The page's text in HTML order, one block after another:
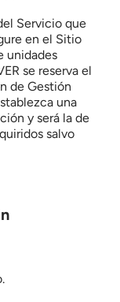
Servicio que
en el Sitio
unidades
se reserva el
de Gestión
una
y será la de
salvo